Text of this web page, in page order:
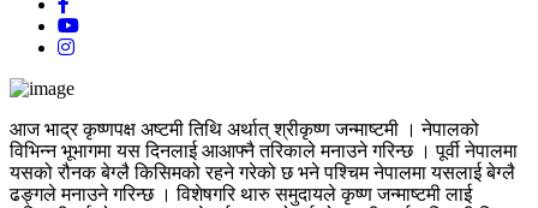
आज भाद्र कृष्णपक्ष अष्टमी तिथि अर्थात् श्रीकृष्ण जन्माष्टमी । नेपालको
विभिन्न भूभागमा यस दिनलाई आआफ्नै तरिकाले मनाउने गरिन्छ । पूर्वी नेपालमा
यसको रौनक बेग्लै किसिमको रहने गरेको छ भने पश्चिम नेपालमा यसलाई बेग्लै
ढङ्गले मनाउने गरिन्छ । विशेषगरि थारु समुदायले कृष्ण जन्माष्टमी लाई